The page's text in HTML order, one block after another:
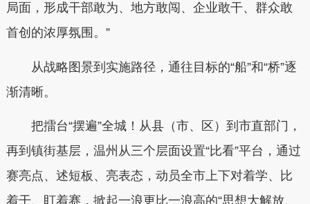
局面，形成干部敢为、地方敢闯、企业敢干、群众敢
首创的浓厚氛围。”
从战略图景到实施路径，通往目标的“船”和“桥”逐
渐清晰。
把擂台“摆遍”全城！从县（市、区）到市直部门，
再到镇街基层，温州从三个层面设置“比看”平台，通过
赛亮点、述短板、亮表态，动员全市上下对着学、比
着干、盯着赛，掀起一浪更比一浪高的“思想大解放、